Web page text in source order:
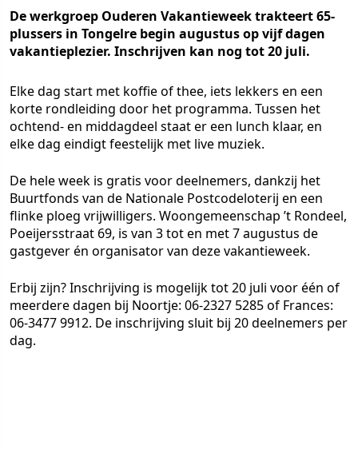
De werkgroep Ouderen Vakantieweek trakteert 65-
plussers in Tongelre begin augustus op vijf dagen
vakantieplezier. Inschrijven kan nog tot 20 juli.
Elke dag start met koffie of thee, iets lekkers en een
korte rondleiding door het programma. Tussen het
ochtend- en middagdeel staat er een lunch klaar, en
elke dag eindigt feestelijk met live muziek.
De hele week is gratis voor deelnemers, dankzij het
Buurtfonds van de Nationale Postcodeloterij en een
flinke ploeg vrijwilligers. Woongemeenschap ’t Rondeel,
Poeijersstraat 69, is van 3 tot en met 7 augustus de
gastgever én organisator van deze vakantieweek.
Erbij zijn? Inschrijving is mogelijk tot 20 juli voor één of
meerdere dagen bij Noortje: 06-2327 5285 of Frances:
06-3477 9912. De inschrijving sluit bij 20 deelnemers per
dag.